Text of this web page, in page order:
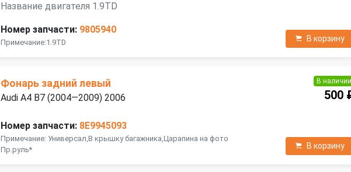
Название двигателя 1.9TD
Номер запчасти: 9805940
Примечание:1.9TD В корзину
Фонарь задний левый
Audi A4 B7 (2004—2009) 2006
Номер запчасти: 8E9945093
Примечание: Универсал,В крышку багажника,Царапина на фото
Пр.руль*
В наличии
500
В корзину